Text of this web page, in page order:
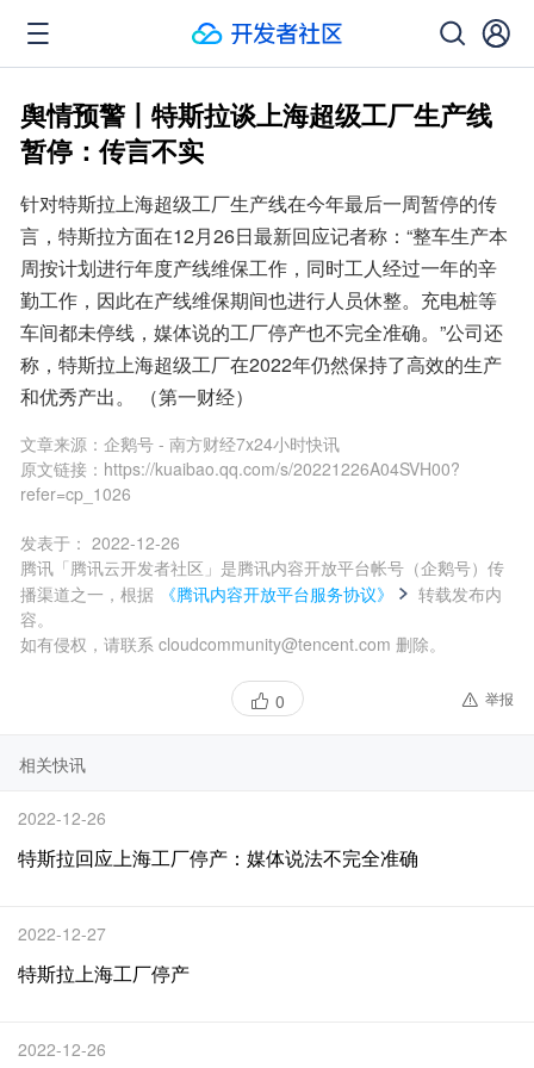
舆情预警丨特斯拉谈上海超级工厂生产线
暂停：传言不实
针对特斯拉上海超级工厂生产线在今年最后一周暂停的传
言，特斯拉方面在12月26日最新回应记者称：“整车生产本
周按计划进行年度产线维保工作，同时工人经过一年的辛
勤工作，因此在产线维保期间也进行人员休整。充电桩等
车间都未停线，媒体说的工厂停产也不完全准确。”公司还
称，特斯拉上海超级工厂在2022年仍然保持了高效的生产
和优秀产出。 （第一财经）
文章来源： 企鹅号 - 南方财经7x24小时快讯
原文链接： https://kuaibao.qq.com/s/20221226A04SVH00?
refer=cp_1026
发表于： 2022-12-26
腾讯「腾讯云开发者社区」是腾讯内容开放平台帐号（企鹅号）传
播渠道之一，根据
《腾讯内容开放平台服务协议》
转载发布内
容。
如有侵权，请联系 cloudcommunity@tencent.com 删除。
0 举报
相关快讯
2022-12-26
特斯拉回应上海工厂停产：媒体说法不完全准确
2022-12-27
特斯拉上海工厂停产
2022-12-26